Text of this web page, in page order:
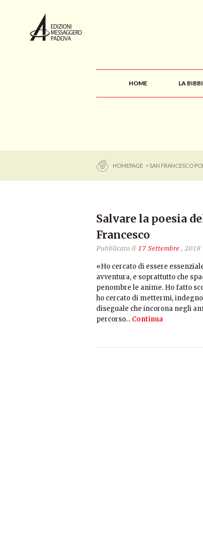
HOME LA
HOMEPAGE > SAN FRANCESCO
Salvare la poesia
Francesco
Pubblicato il 17 Settembre, 2018
«Ho cercato di essere
avventura, e soprattutto che
penombre le anime. Ho fatto
ho cercato di mettermi,
diseguale che incorona negli
percorso… Continua